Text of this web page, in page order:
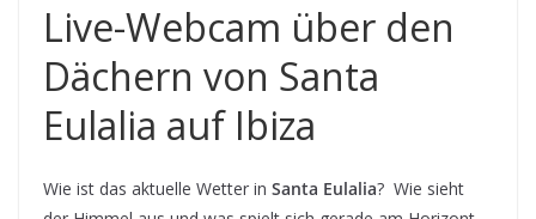
Live-Webcam über den
Dächern von Santa
Eulalia auf Ibiza
Wie ist das aktuelle Wetter in Santa Eulalia? Wie sieht